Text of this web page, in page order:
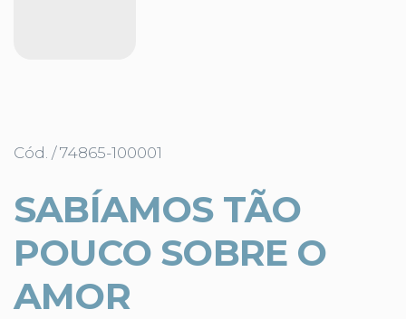
Cód. / 74865-100001
SABÍAMOS TÃO
POUCO SOBRE O
AMOR